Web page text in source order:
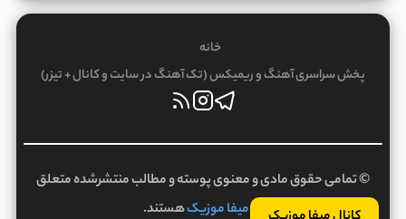
خانه
پخش سراسری آهنگ و ریمیکس (تک آهنگ در سایت و کانال + تیزر)
© تمامی حقوق مادی و معنوی پوسته و مطالب منتشرشده متعلق
بهمیفا موزیکهستند.